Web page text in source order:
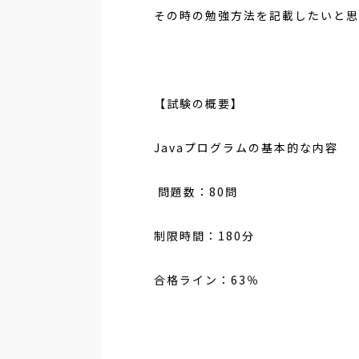
その時の勉強方法を記載したいと
【試験の概要】
Java プログラムの基本的な内容
問題数： 80 問
制限時間： 180分
合格ライン： 63 ％